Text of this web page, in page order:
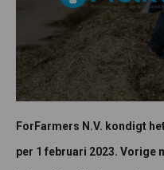
ForFarmers N.V. kondigt
per 1 februari 2023. Vorige